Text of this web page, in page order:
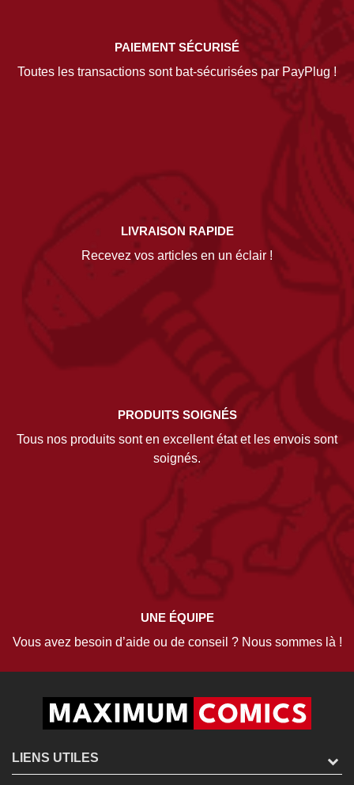
PAIEMENT SÉCURISÉ
Toutes les transactions sont bat-sécurisées par PayPlug !
LIVRAISON RAPIDE
Recevez vos articles en un éclair !
PRODUITS SOIGNÉS
Tous nos produits sont en excellent état et les envois sont
soignés.
UNE ÉQUIPE
Vous avez besoin d’aide ou de conseil ? Nous sommes là !
LIENS UTILES